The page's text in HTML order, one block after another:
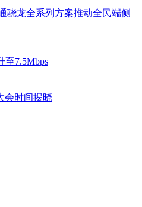
骁龙全系列方案推动全民端侧
至7.5Mbps
会时间揭晓